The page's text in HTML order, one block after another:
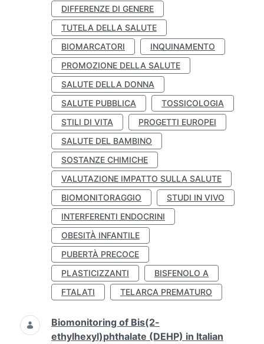
DIFFERENZE DI GENERE
TUTELA DELLA SALUTE
BIOMARCATORI
INQUINAMENTO
PROMOZIONE DELLA SALUTE
SALUTE DELLA DONNA
SALUTE PUBBLICA
TOSSICOLOGIA
STILI DI VITA
PROGETTI EUROPEI
SALUTE DEL BAMBINO
SOSTANZE CHIMICHE
VALUTAZIONE IMPATTO SULLA SALUTE
BIOMONITORAGGIO
STUDI IN VIVO
INTERFERENTI ENDOCRINI
OBESITÀ INFANTILE
PUBERTÀ PRECOCE
PLASTICIZZANTI
BISFENOLO A
FTALATI
TELARCA PREMATURO
Biomonitoring of Bis(2-
ethylhexyl)phthalate (DEHP) in Italian